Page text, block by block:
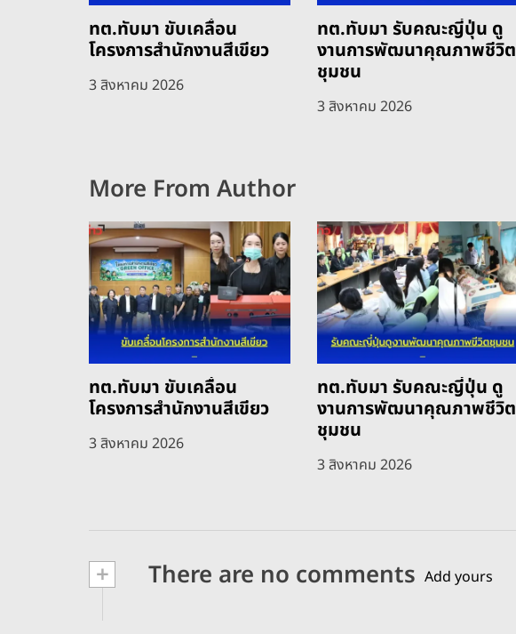
ทต.ทับมา ขับเคลื่อน
โครงการสำนักงานสีเขียว
3 สิงหาคม 2026
ทต.ทับมา รับคณะญี่ปุ่น ดู
งานการพัฒนาคุณภาพชีวิต
ชุมชน
3 สิงหาคม 2026
More From Author
ทต.ทับมา ขับเคลื่อน
โครงการสำนักงานสีเขียว
3 สิงหาคม 2026
ทต.ทับมา รับคณะญี่ปุ่น ดู
งานการพัฒนาคุณภาพชีวิต
ชุมชน
3 สิงหาคม 2026
+ There are no comments Add yours